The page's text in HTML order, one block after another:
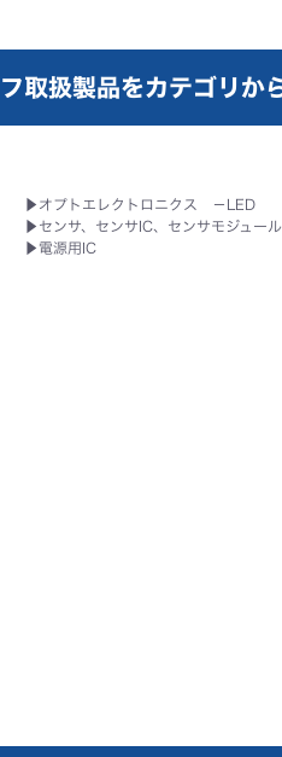
取扱製品をカテゴリか
▶ オプトエレクトロニクス －LED
▶ センサ、センサIC、センサモジュール
▶ 電源用IC